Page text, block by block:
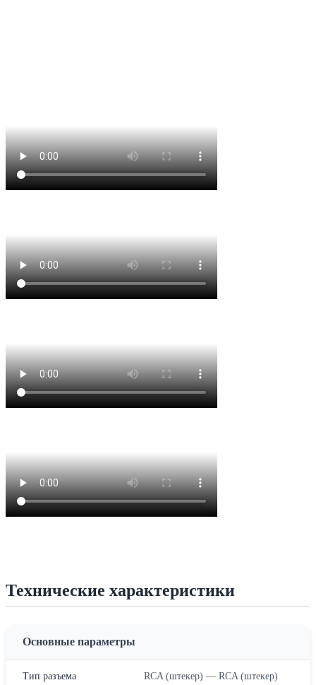
Технические характеристики
Основные параметры
Тип разъема RCA (штекер) — RCA (штекер)